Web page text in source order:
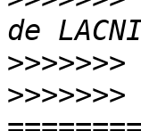
>>>>>>>
>>>>>>>